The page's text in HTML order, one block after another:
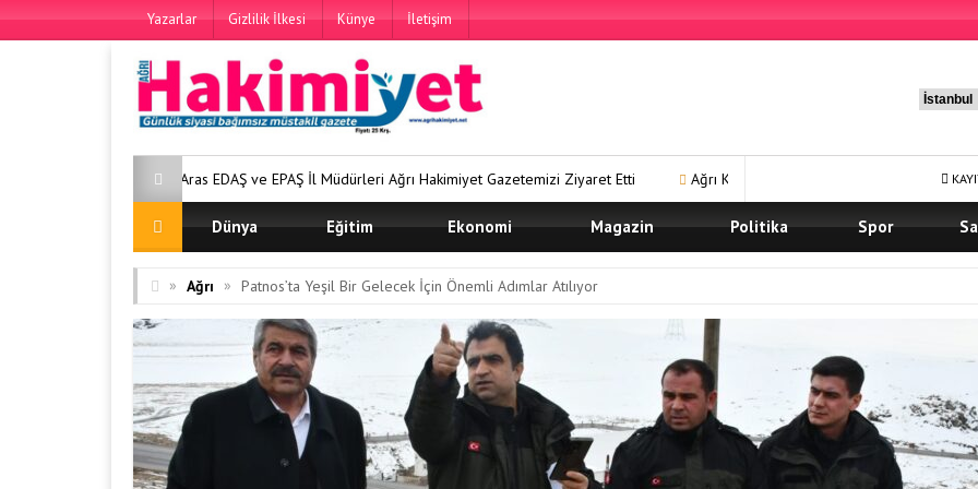
Yazarlar Gizlilik İlkesi Künye İletişim
Aras EDAŞ ve EPAŞ İl Müdürleri Ağrı Hakimiyet Gazetemizi Ziyaret Etti Ağrı Karma Yaşam Projesi’nde Ön Talep Süreci Devam Ediyor
Dünya Eğitim Ekonomi Magazin Politika Spor
» Ağrı » Patnos’ta Yeşil Bir Gelecek İçin Önemli Adımlar Atılıyor